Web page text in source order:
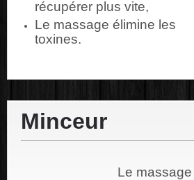
récupérer plus vite,
Le massage élimine les
toxines.
Minceur
Le